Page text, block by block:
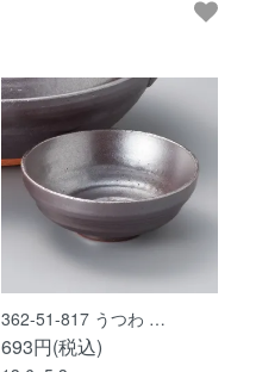
362-51-817 うつわ …
693円(税込)